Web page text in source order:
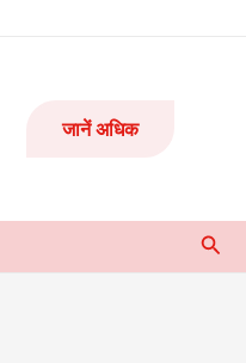
जानें अधिक